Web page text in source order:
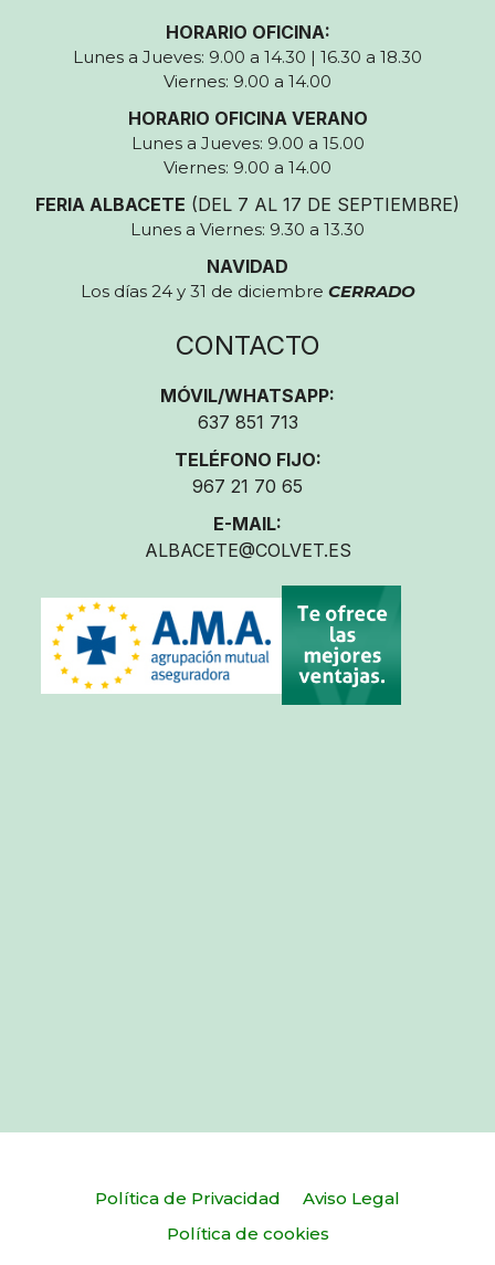
HORARIO OFICINA:
Lunes a Jueves: 9.00 a 14.30 | 16.30 a 18.30
Viernes: 9.00 a 14.00
HORARIO OFICINA VERANO
Lunes a Jueves: 9.00 a 15.00
Viernes: 9.00 a 14.00
FERIA ALBACETE (DEL 7 AL 17 DE SEPTIEMBRE)
Lunes a Viernes: 9.30 a 13.30
NAVIDAD
Los días 24 y 31 de diciembre CERRADO
CONTACTO
MÓVIL/WHATSAPP:
637 851 713
TELÉFONO FIJO:
967 21 70 65
E-MAIL:
ALBACETE@COLVET.ES
Política de Privacidad
Aviso Legal
Política de cookies